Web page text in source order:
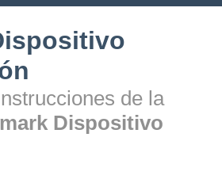
de la
Dispositivo